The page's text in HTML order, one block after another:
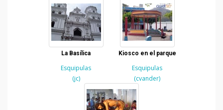
La Basílica
Esquipulas
(jc)
Kiosco en el parque
Esquipulas
(cvander)